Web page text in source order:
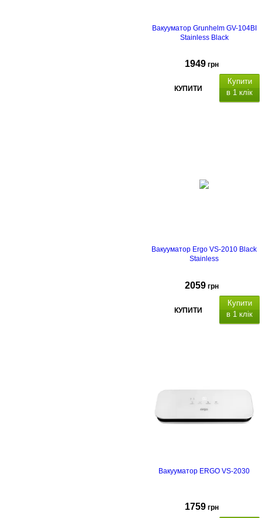
Вакууматор Grunhelm GV-104BI
Stainless Black
1949 грн
КУПИТИ
Купити
в 1 клік
Вакууматор Ergo VS-2010 Black
Stainless
2059 грн
КУПИТИ
Купити
в 1 клік
Вакууматор ERGO VS-2030
1759 грн